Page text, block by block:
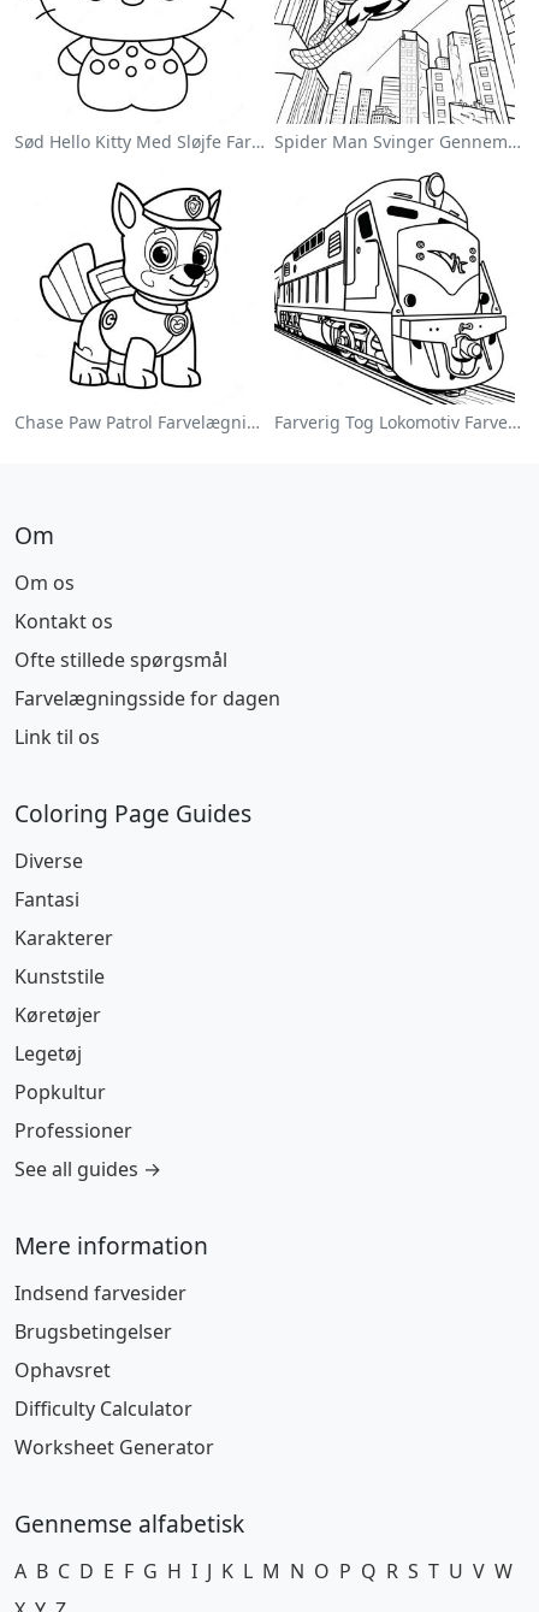
Sød Hello Kitty Med Sløjfe Farvelægningsside Spider Man Svinger Gennem Byen Farvelægningsside
Chase Paw Patrol Farvelægningsside Farverig Tog Lokomotiv Farvelægningsside
Om
Om os
Kontakt os
Ofte stillede spørgsmål
Farvelægningsside for dagen
Link til os
Coloring Page Guides
Diverse
Fantasi
Karakterer
Kunststile
Køretøjer
Legetøj
Popkultur
Professioner
See all guides →
Mere information
Indsend farvesider
Brugsbetingelser
Ophavsret
Difficulty Calculator
Worksheet Generator
Gennemse alfabetisk
A B C D E F G H I J K L M N O P Q R S T U V W